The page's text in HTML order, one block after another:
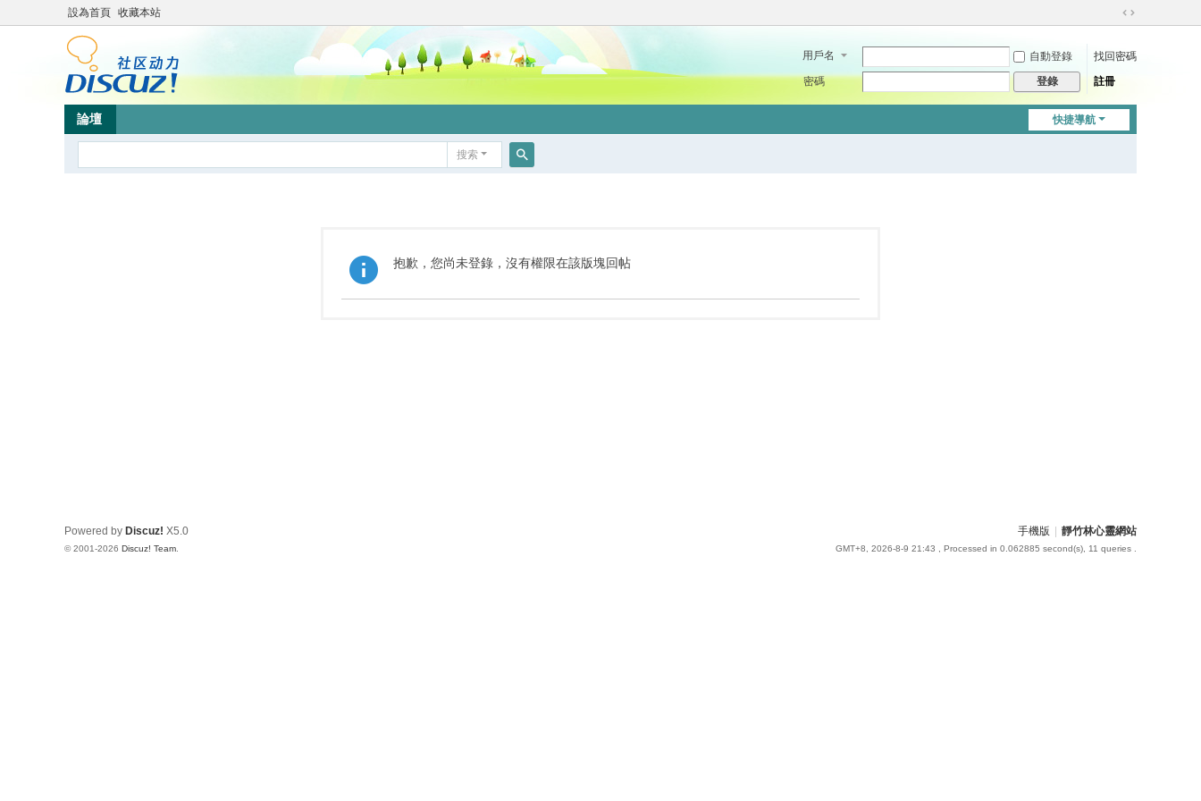
設為首頁 收藏本站
切
到
用戶名 自動登錄
找回密碼
密碼
登錄 註冊
快捷導航
論壇
搜索
抱歉，您尚未登錄，沒有權限在該版塊回帖
手機版 靜竹林心靈網站
GMT+8, 2026-8-9 21:43 , Processed in 0.062885 second(s), 11 queries .
Powered by Discuz! X5.0
© 2001-2026 Discuz! Team